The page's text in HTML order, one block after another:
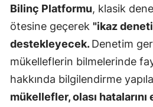
Bilinç Platformu, klasik
ötesine geçerek "ikaz
destekleyecek.Denetim
mükelleflerin bilmelerinde
hakkında bilgilendirme
mükellefler, olası